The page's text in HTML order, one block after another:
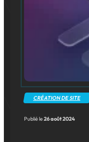
CRÉATION DE SITE
Publié le26 août 2024